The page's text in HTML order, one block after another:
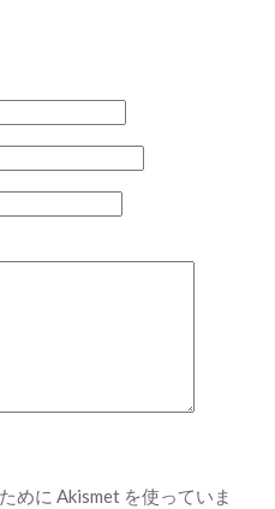
めに Akismet を使っていま